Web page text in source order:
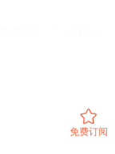
拍攝的珍貴照
無遺。
難度，更值得您
免费订阅